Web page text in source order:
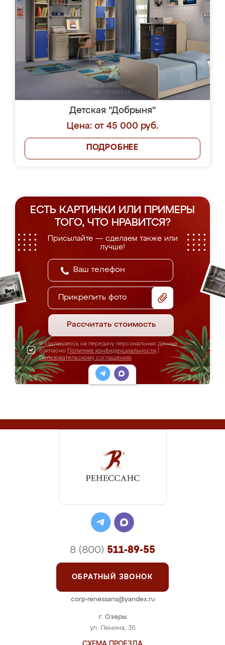
Детская "Добрыня"
Цена: от 45 000 руб.
ПОДРОБНЕЕ
ЕСТЬ КАРТИНКИ ИЛИ ПРИМЕРЫ
ТОГО, ЧТО НРАВИТСЯ?
Присылайте — сделаем также или
лучше!
Прикрепить фото
Рассчитать стоимость
Я соглашаюсь на передачу персональных данных
согласно Политике конфиденциальности
Пользовательскому соглашению
г. Озеры
ул. Ленина, 35
8 (800) 511-89-55
ОБРАТНЫЙ ЗВОНОК
corp-renessans@yandex.ru